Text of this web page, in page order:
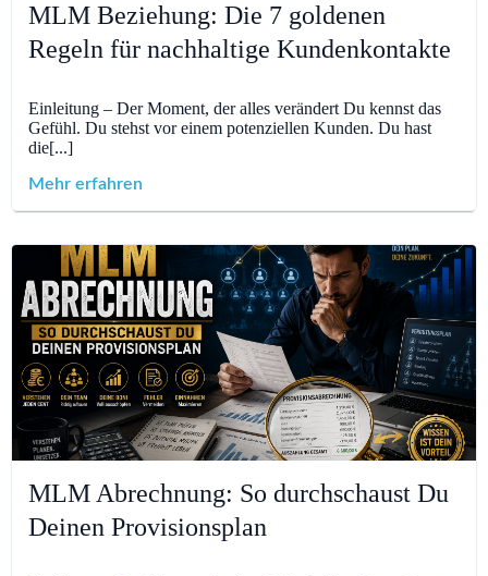
MLM Beziehung: Die 7 goldenen
Regeln für nachhaltige Kundenkontakte
Einleitung – Der Moment, der alles verändert Du kennst das
Gefühl. Du stehst vor einem potenziellen Kunden. Du hast
die[...]
Mehr erfahren
MLM Abrechnung: So durchschaust Du
Deinen Provisionsplan